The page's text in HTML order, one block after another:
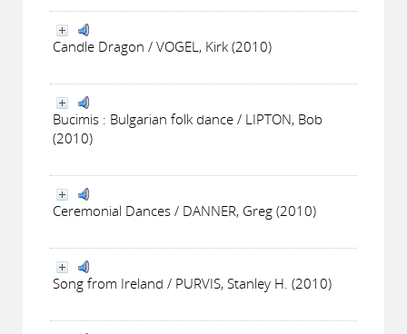
Candle Dragon / VOGEL, Kirk (2010)
Bucimis : Bulgarian folk dance / LIPTON, Bob
(2010)
Ceremonial Dances / DANNER, Greg (2010)
Song from Ireland / PURVIS, Stanley H. (2010)